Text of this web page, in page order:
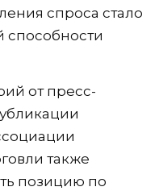
спроса стало
способности
от пресс-
также
позицию по